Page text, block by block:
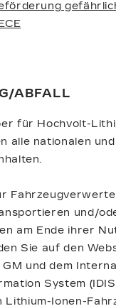
ABFALL
für Hochvolt-
alle nationalen und
und/
am Ende ihrer
Sie auf den
und dem
System
Lithium-Ionen-